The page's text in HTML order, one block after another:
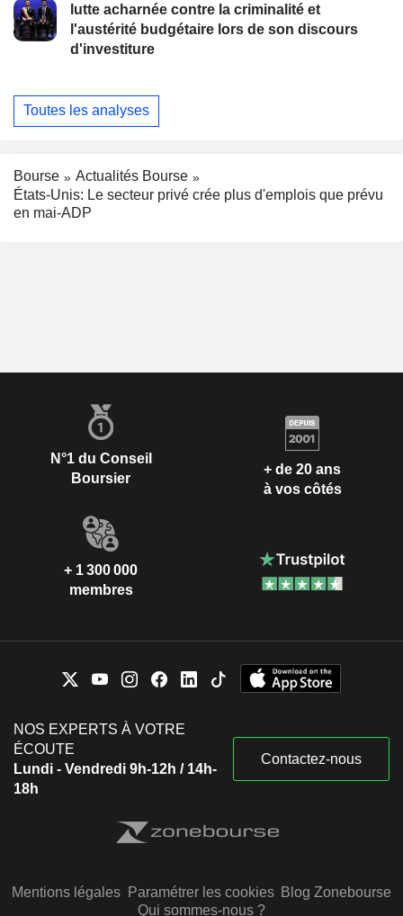
lutte acharnée contre la criminalité et
l'austérité budgétaire lors de son discours
d'investiture
Toutes les analyses
Bourse
Actualités Bourse
États-Unis: Le secteur privé crée plus d'emplois que prévu
en mai-ADP
N°1 du Conseil
Boursier
+ de 20 ans
à vos côtés
+ 1 300 000
membres
NOS EXPERTS À VOTRE
ÉCOUTE
Lundi - Vendredi 9h-12h / 14h-
18h
Contactez-nous
Mentions légales Paramétrer les cookies Blog Zonebourse
Qui sommes-nous ?